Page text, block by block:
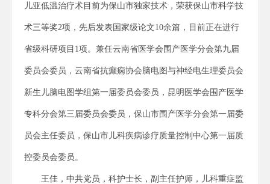
儿亚低温治疗术目前为保山市独家技术，荣获保山市科学技
术三等奖2项，先后发表国家级论文10余篇，目前正在进行
省级科研项目1项。兼任云南省医学会围产医学分会第九届
委员会委员，云南省抗癫痫协会脑电图与神经电生理委员会
新生儿脑电图学组第一届委员会委员，昆明医学会围产医学
专科分会第三届委员会委员，保山市围产医学分会第一届委
员会主任委员，保山市儿科疾病诊疗质量控制中心第一届质
控委员会委员。
王佳，中共党员，科护士长，副主任护师，儿科重症监